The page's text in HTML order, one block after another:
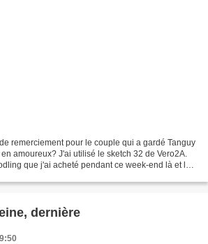
remerciement pour le couple qui a gardé Tanguy
amoureux? J'ai utilisé le sketch 32 de Vero2A.
que j'ai acheté pendant ce week-end là et le
dernière